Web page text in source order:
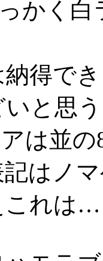
かく
納得で
と思
は並
はノ
これは…